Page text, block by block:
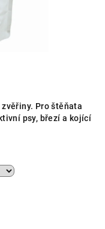
Pro štěňata
psy, březí a kojící